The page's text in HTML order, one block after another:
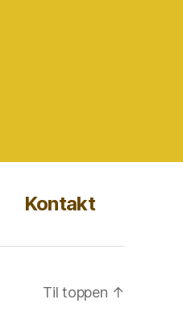
Kontakt
Til toppen ↑